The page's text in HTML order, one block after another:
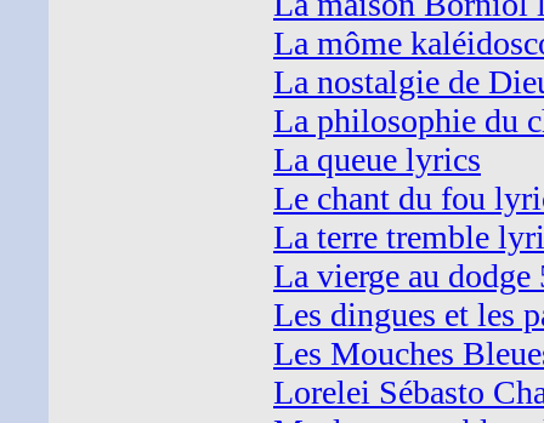
La môme
La nostalgie de
La philosophie du
La queue lyrics
Le chant du fou
La terre tremble
La vierge au
Les dingues et les
Les Mouches
Lorelei Sébasto